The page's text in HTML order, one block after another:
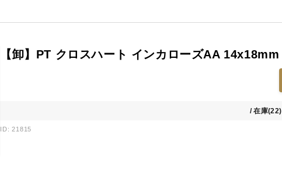
【卸】PT クロスハート インカローズAA 14x18mm
/ 在庫(22)
ID: 21815